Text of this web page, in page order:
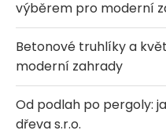
výběrem pro moderní
Betonové truhlíky a
moderní zahrady
Od podlah po pergoly:
dřeva s.r.o.